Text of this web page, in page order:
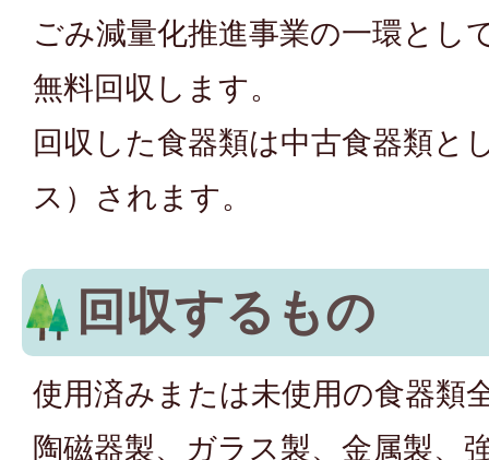
ごみ減量化推進事業の一環とし
無料回収します。
回収した食器類は中古食器類と
ス）されます。
回収するもの
使用済みまたは未使用の食器類
陶磁器製、ガラス製、金属製、